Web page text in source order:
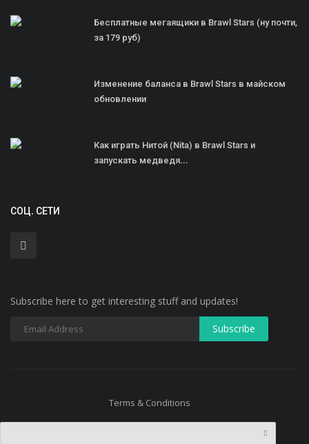
Бесплатные мегаящики в Brawl Stars (ну почти,
за 179 руб)
Изменение баланса в Brawl Stars в майском
обновлении
Как играть Нитой (Nita) в Brawl Stars и
запускать медведя...
СОЦ. СЕТИ
Subscribe here to get interesting stuff and updates!
Terms & Conditions